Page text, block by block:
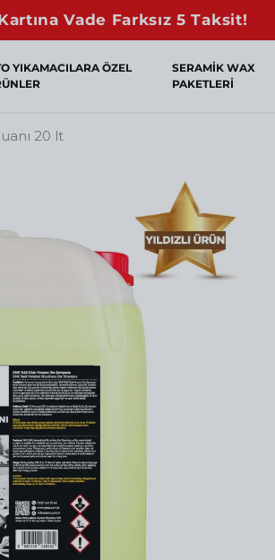
Net %10 İndirim!
YIKAMACILARA ÖZEL
SERAMİK WAX
PAKETLERİ
20 lt